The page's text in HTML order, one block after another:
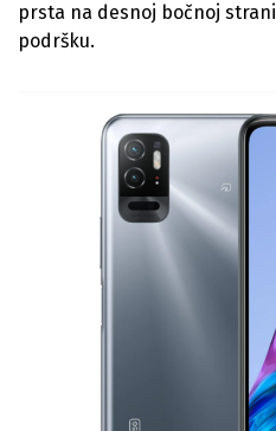
prsta na desnoj bočnoj
podršku.